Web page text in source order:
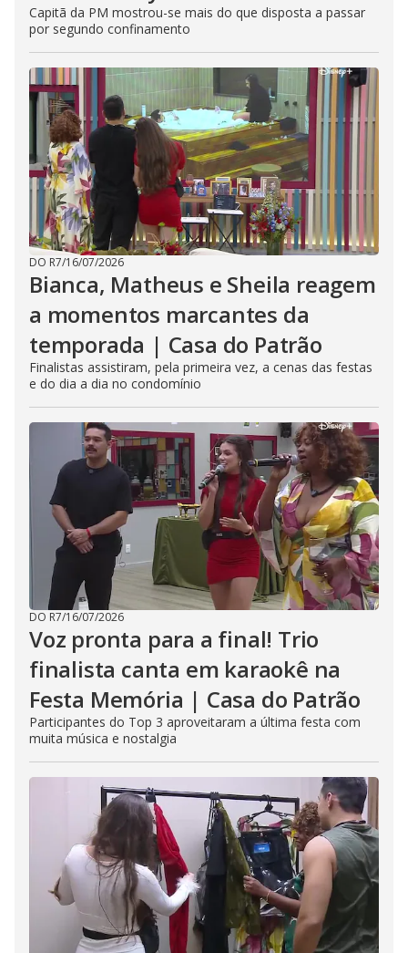
Capitã da PM mostrou-se mais do que disposta a passar
por segundo confinamento
DO R7/16/07/2026
Bianca, Matheus e Sheila reagem
a momentos marcantes da
temporada | Casa do Patrão
Finalistas assistiram, pela primeira vez, a cenas das festas
e do dia a dia no condomínio
DO R7/16/07/2026
Voz pronta para a final! Trio
finalista canta em karaokê na
Festa Memória | Casa do Patrão
Participantes do Top 3 aproveitaram a última festa com
muita música e nostalgia